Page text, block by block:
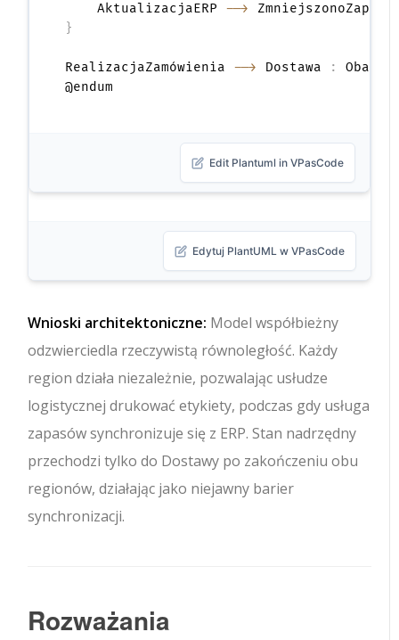
    AktualizacjaERP
-->
}
RealizacjaZamówienia --> Dostawa :
Oba
Edit Plantuml in VPasCode
Edytuj PlantUML w VPasCode
Wnioski architektoniczne: Model współbieżny
odzwierciedla rzeczywistą równoległość. Każdy
region działa niezależnie, pozwalając usłudze
logistycznej drukować etykiety, podczas gdy usługa
zapasów synchronizuje się z ERP. Stan nadrzędny
przechodzi tylko do Dostawy po zakończeniu obu
regionów, działając jako niejawny barier
synchronizacji.
Rozważania